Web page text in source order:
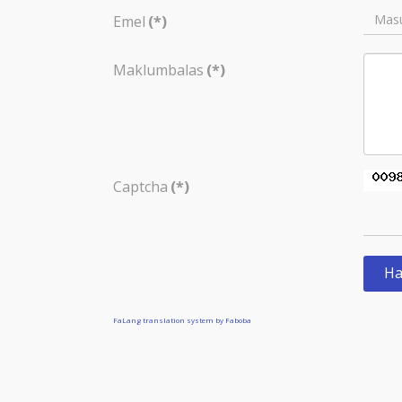
Emel (*)
Maklumbalas (*)
Captcha (*)
FaLang translation system by Faboba